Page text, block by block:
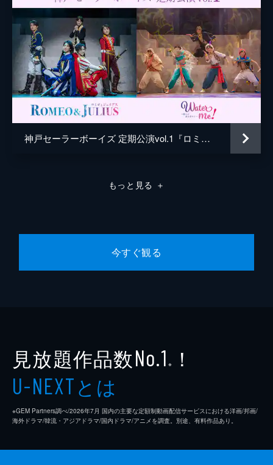
神戸セーラーボーイズ 定期公演vol.1『ロミオとジュリアス』『Water me! ～我らが水を求めて～』
もっと見る ＋
今すぐ観る
見放題作品数No.1 ※ ！
U-NEXTとは
※GEM Partners調べ/2026年7⽉ 国内の主要な定額制動画配信サービスにおける洋画/邦画/
海外ドラマ/韓流・アジアドラマ/国内ドラマ/アニメを調査。別途、有料作品あり。